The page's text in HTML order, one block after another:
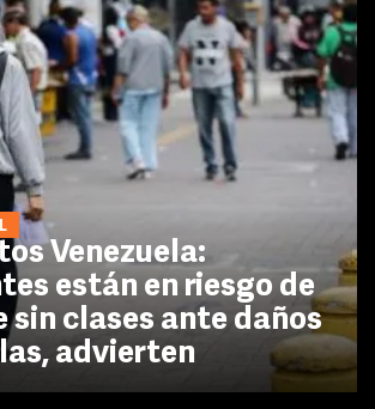
Venezuela:
están en riesgo de
sin clases ante daños
advierten